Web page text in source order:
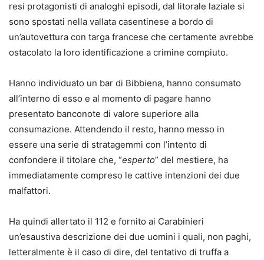
resi protagonisti di analoghi episodi, dal litorale laziale si
sono spostati nella vallata casentinese a bordo di
un’autovettura con targa francese che certamente avrebbe
ostacolato la loro identificazione a crimine compiuto.
Hanno individuato un bar di Bibbiena, hanno consumato
all’interno di esso e al momento di pagare hanno
presentato banconote di valore superiore alla
consumazione. Attendendo il resto, hanno messo in
essere una serie di stratagemmi con l’intento di
confondere il titolare che, “esperto” del mestiere, ha
immediatamente compreso le cattive intenzioni dei due
malfattori.
Ha quindi allertato il 112 e fornito ai Carabinieri
un’esaustiva descrizione dei due uomini i quali, non paghi,
letteralmente è il caso di dire, del tentativo di truffa a